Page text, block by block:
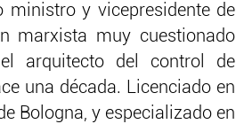
ministro y vicepresidente de
marxista muy cuestionado
arquitecto del control de
una década. Licenciado en
Bologna, y especializado en